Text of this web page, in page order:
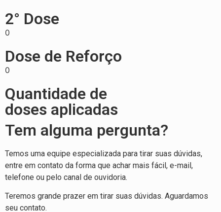
2° Dose
0
Dose de Reforço
0
Quantidade de
doses aplicadas
Tem alguma pergunta?
Temos uma equipe especializada para tirar suas dúvidas,
entre em contato da forma que achar mais fácil, e-mail,
telefone ou pelo canal de ouvidoria.
Teremos grande prazer em tirar suas dúvidas. Aguardamos
seu contato.